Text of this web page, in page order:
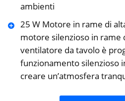
ambienti
25 W Motore in rame di
motore silenzioso in rame
ventilatore da tavolo è
funzionamento silenzioso
creare un’atmosfera